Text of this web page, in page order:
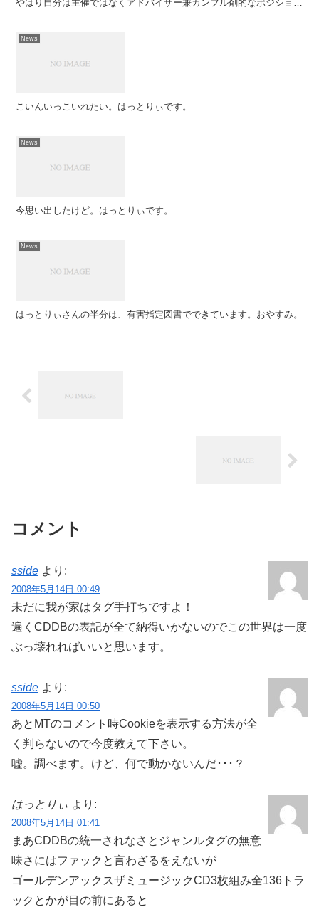
やはり自分は主催ではなくアドバイザー兼カンフル剤的なポジション
News
こいんいっこいれたい。はっとりぃです。
News
今思い出したけど。はっとりぃです。
News
はっとりぃさんの半分は、有害指定図書でできています。おやすみ。
コメント
sside より:
2008年5月14日 00:49
未だに我が家はタグ手打ちですよ！
遍くCDDBの表記が全て納得いかないのでこの世界は一度
ぶっ壊れればいいと思います。
sside より:
2008年5月14日 00:50
あとMTのコメント時Cookieを表示する方法が全
く判らないので今度教えて下さい。
嘘。調べます。けど、何で動かないんだ･･･？
はっとりぃ より:
2008年5月14日 01:41
まあCDDBの統一されなさとジャンルタグの無意
味さにはファックと言わざるをえないが
ゴールデンアックスザミュージックCD3枚組み全136トラ
ックとかが目の前にあると